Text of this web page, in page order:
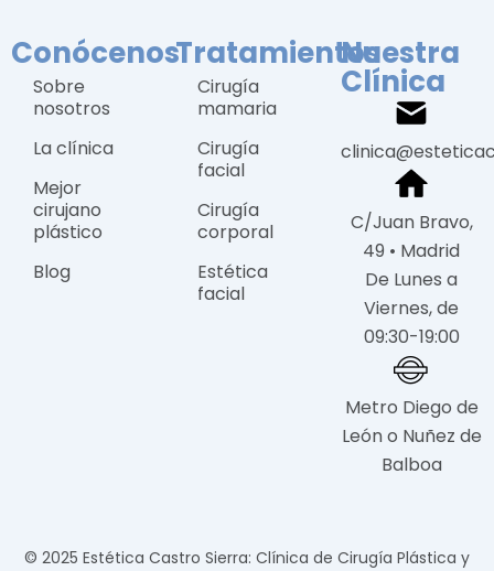
Conócenos
Sobre
nosotros
La clínica
Mejor
cirujano
plástico
Blog
Tratamientos
Cirugía
mamaria
Cirugía
facial
Cirugía
corporal
Estética
facial
Nuestra
Clínica
C/Juan Bravo,
49 • Madrid
De Lunes a
Viernes, de
09:30-19:00
Metro Diego de
León o Nuñez de
Balboa
© 2025 Estética Castro Sierra: Clínica de Cirugía Plástica y